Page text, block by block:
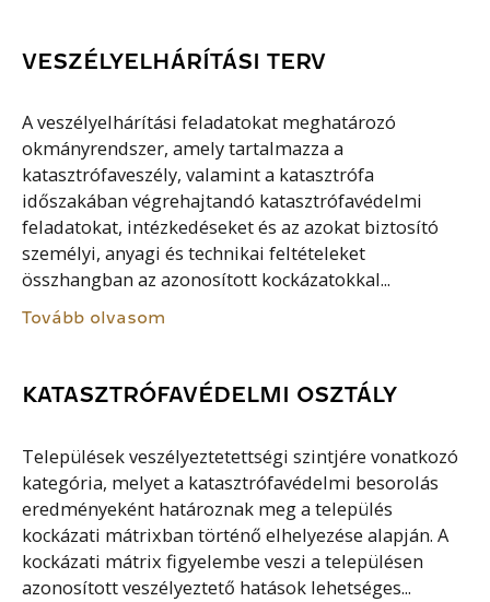
VESZÉLYELHÁRÍTÁSI TERV
A veszélyelhárítási feladatokat meghatározó
okmányrendszer, amely tartalmazza a
katasztrófaveszély, valamint a katasztrófa
időszakában végrehajtandó katasztrófavédelmi
feladatokat, intézkedéseket és az azokat biztosító
személyi, anyagi és technikai feltételeket
összhangban az azonosított kockázatokkal...
Tovább olvasom
KATASZTRÓFAVÉDELMI OSZTÁLY
Települések veszélyeztetettségi szintjére vonatkozó
kategória, melyet a katasztrófavédelmi besorolás
eredményeként határoznak meg a település
kockázati mátrixban történő elhelyezése alapján. A
kockázati mátrix figyelembe veszi a településen
azonosított veszélyeztető hatások lehetséges...